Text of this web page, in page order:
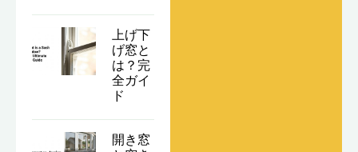
上げ下
げ窓と
は？完
全ガイ
ド
開き窓